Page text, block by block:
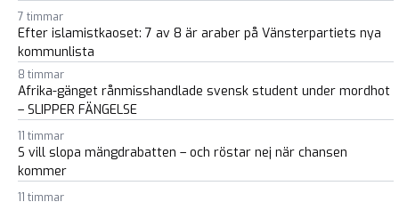
7 timmar
Efter islamistkaoset: 7 av 8 är araber på Vänsterpartiets nya
kommunlista
8 timmar
Afrika-gänget rånmisshandlade svensk student under mordhot
– SLIPPER FÄNGELSE
11 timmar
S vill slopa mängdrabatten – och röstar nej när chansen
kommer
11 timmar